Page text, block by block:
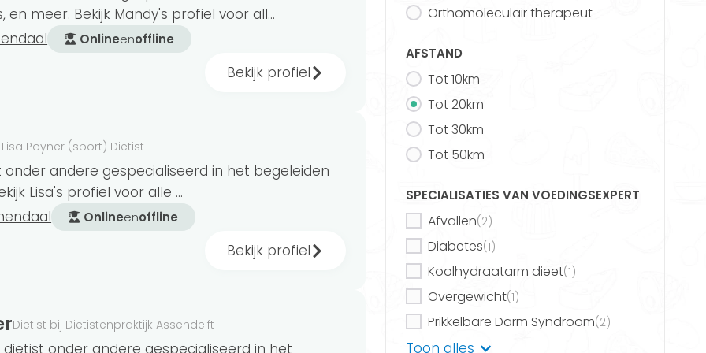
Kies je voor een individuele aanpak en
verzekering kun je meer
Ben je op zoek naar online begeleiding?
hebben we 8 diëtisten die
sportvoeding, afvallen, diabetes en
om een diëtist te vinden die
ondersteuning nodig hebt.
Deel dit artikel
Voedingsschema's
op maat
Gezond eten was nog nooit zo
meer. Bekijk Mandy's profiel voor all...
Onlineenoffline
Bekijk profiel
Poyner (sport) Diëtist
onder andere gespecialiseerd in het begeleiden
Lisa's profiel voor alle ...
Onlineenoffline
Bekijk profiel
Diëtist bij Diëtistenpraktijk Assendelft
diëtist onder andere gespecialiseerd in het
Orthomoleculair therapeut
AFSTAND
Tot 10km
Tot 20km
Tot 30km
Tot 50km
SPECIALISATIES VAN VOEDINGSEXPERT
Afvallen(2)
Diabetes(1)
Koolhydraatarm dieet(1)
Overgewicht(1)
Prikkelbare Darm Syndroom(2)
Sportvoeding
Toon alles